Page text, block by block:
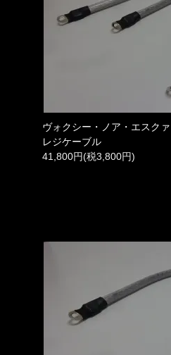
ヴォクシー・ノア・エスク
レジケーブル
41,800円(税3,800円)